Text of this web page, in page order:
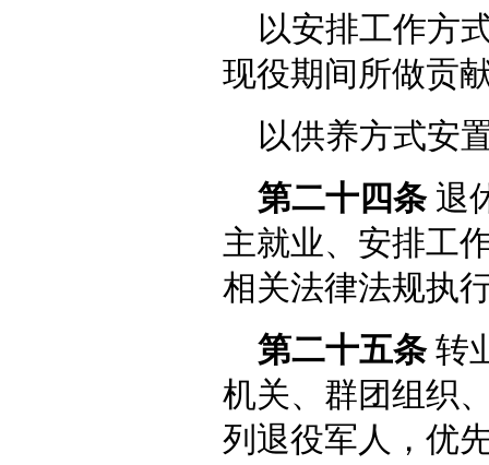
以安排工作方
现役期间所做贡
以供养方式安
第二十四条退
主就业、安排工
相关法律法规执
第二十五条转
机关、群团组织
列退役军人，优